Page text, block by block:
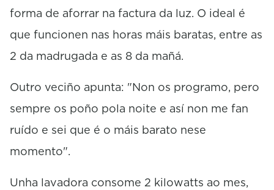
forma de aforrar na factura da luz. O ideal é
que funcionen nas horas máis baratas, entre as
2 da madrugada e as 8 da mañá.
Outro veciño apunta: "Non os programo, pero
sempre os poño pola noite e así non me fan
ruído e sei que é o máis barato nese
momento".
Unha lavadora consome 2 kilowatts ao mes,